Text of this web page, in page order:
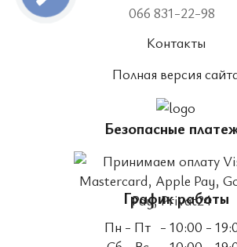
066 831-22-98
Контакты
Полная версия
Безопасные
График работы
Пн - Пт - 10:00 -